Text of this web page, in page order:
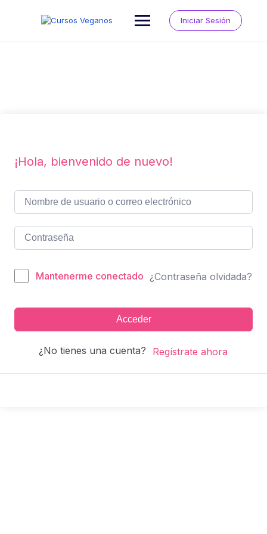
Iniciar Sesión
¡Hola, bienvenido de nuevo!
Mantenerme conectado ¿Contraseña olvidada?
Acceder
¿No tienes una cuenta? Regístrate ahora